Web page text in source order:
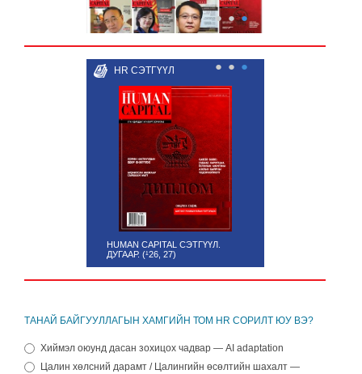
● ● ●
HR СЭТГҮҮЛ
HUMAN CAPITAL СЭТГҮҮЛ.
ДУГААР. (¹26, 27)
● ● ●
ТАНАЙ БАЙГУУЛЛАГЫН ХАМГИЙН ТОМ HR СОРИЛТ ЮУ ВЭ?
Хиймэл оюунд дасан зохицох чадвар — AI adaptation
Цалин хөлсний дарамт / Цалингийн өсөлтийн шахалт —